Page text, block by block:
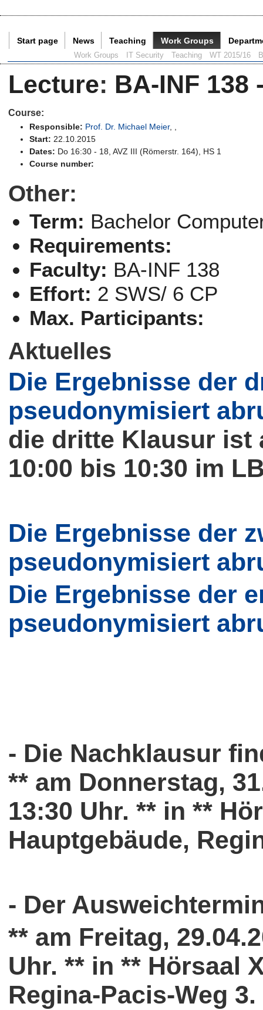
Start page News Teaching Work Groups
Work Groups IT Security Teaching WT 2015/16
Lecture: BA-INF 138
Course:
Responsible: Prof. Dr. Michael Meier,
Start: 22.10.2015
Dates: Do 16:30 - 18, AVZ III (Römerstr. 164), HS 1
Course number:
Other:
Term: Bachelor
Requirements:
Faculty: BA-INF 138
Effort: 2 SWS/ 6 CP
Max. Participants:
Aktuelles
Die Ergebnisse der
pseudonymisiert
die dritte Klausur ist
10:00 bis 10:30 im
Die Ergebnisse der
pseudonymisiert
Die Ergebnisse der
pseudonymisiert
- Die Nachklausur
** am Donnerstag,
13:30 Uhr. ** in **
Hauptgebäude,
- Der
** am Freitag,
Uhr. ** in ** Hörsaal
Regina-Pacis-Weg 3.